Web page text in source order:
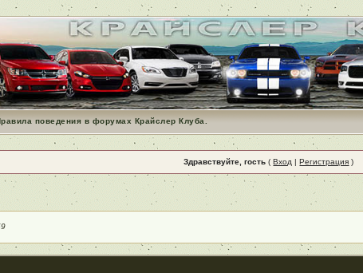
поведения в форумах Крайслер Клуба.
Здравствуйте, гость (Вход |Регистрация )